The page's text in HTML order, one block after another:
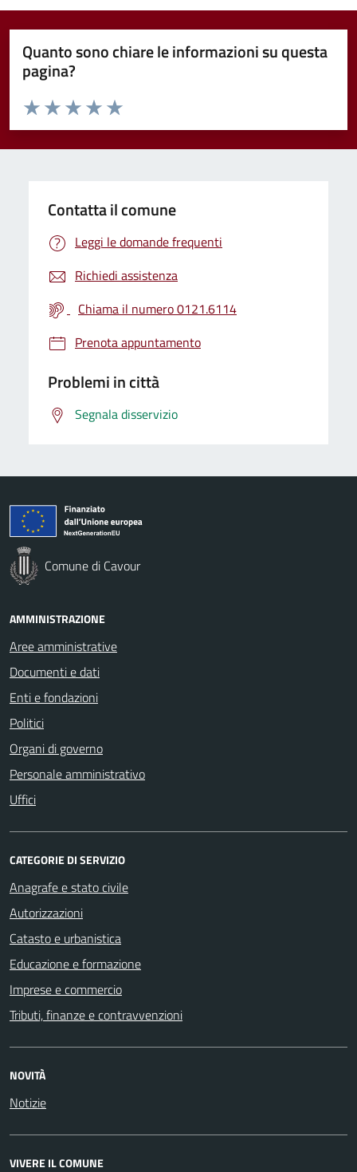
Quanto sono chiare le informazioni su questa
pagina?
Valuta da 1 a 5 stelle la pagina
Valuta 5 stelle su 5
Valuta 4 stelle su 5
Valuta 3 stelle su 5
Valuta 2 stelle su 5
Valuta 1 stelle su 5
Contatta il comune
Leggi le domande frequenti
Richiedi assistenza
Chiama il numero 0121.6114
Prenota appuntamento
Problemi in città
Segnala disservizio
Comune di Cavour
AMMINISTRAZIONE
Aree amministrative
Documenti e dati
Enti e fondazioni
Politici
Organi di governo
Personale amministrativo
Uffici
CATEGORIE DI SERVIZIO
Anagrafe e stato civile
Autorizzazioni
Catasto e urbanistica
Educazione e formazione
Imprese e commercio
Tributi, finanze e contravvenzioni
NOVITÀ
Notizie
VIVERE IL COMUNE